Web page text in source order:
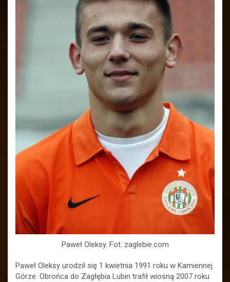
Paweł Oleksy. Fot. zaglebie.com
Paweł Oleksy urodził się 1 kwietnia 1991 roku w Kamiennej
Górze. Obrońca do Zagłębia Lubin trafił wiosną 2007 roku